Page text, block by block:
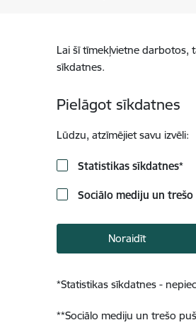
Lai šī tīmekļvietne darbotos,
sīkdatnes.
Pielāgot sīkdatnes
Lūdzu, atzīmējiet savu izvēli:
Statistikas sīkdatnes*
Sociālo mediju un
Noraidīt
*Statistikas sīkdatnes -
**Sociālo mediju un trešo